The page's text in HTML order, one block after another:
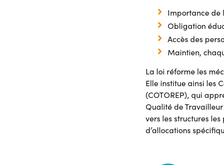
Importance de
Obligation
Accès des
Maintien,
La loi réforme les
Elle institue ainsi les
(COTOREP), qui
Qualité de
vers les structures
d’allocations